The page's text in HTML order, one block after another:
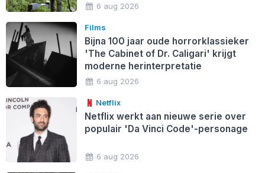
6 aug 2026
Films
Bijna 100 jaar oude horrorklassieker
'The Cabinet of Dr. Caligari' krijgt
moderne herinterpretatie
6 aug 2026
Netflix
Netflix werkt aan nieuwe serie over
populair 'Da Vinci Code'-personage
6 aug 2026